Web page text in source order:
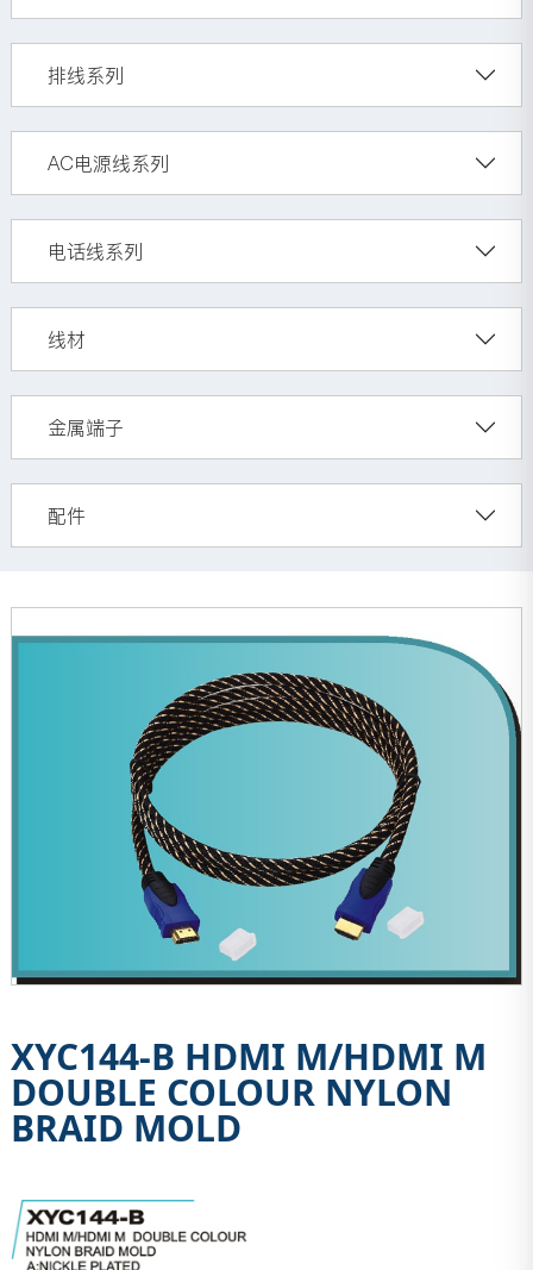
排线系列
AC电源线系列
电话线系列
线材
金属端子
配件
XYC144-B HDMI M/HDMI M
DOUBLE COLOUR NYLON
BRAID MOLD